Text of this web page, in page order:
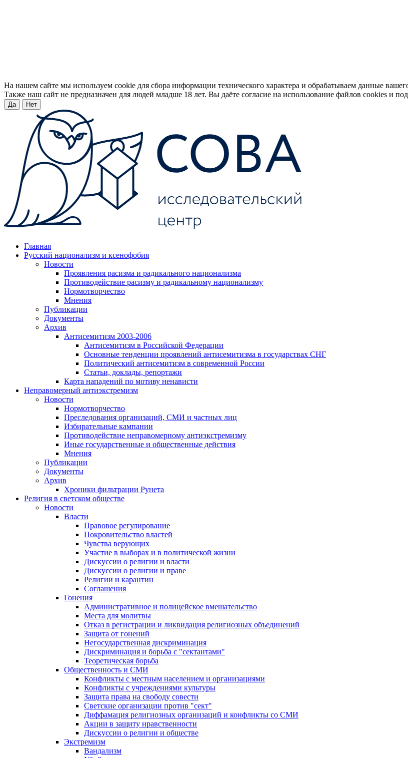
На нашем сайте мы используем cookie для сбора информации технического характера и обрабатываем данные
Также наш сайт не предназначен для людей младше 18 лет. Вы даёте согласие на использование файлов cookies и
Да Нет
Главная
Русский национализм и ксенофобия
Новости
Проявления расизма и радикального национализма
Противодействие расизму и радикальному национализму
Нормотворчество
Мнения
Публикации
Документы
Архив
Антисемитизм 2003-2006
Антисемитизм в Российской Федерации
Основные тенденции проявлений антисемитизма в государствах СНГ
Политический антисемитизм в современной России
Статьи, доклады, репортажи
Карта нападений по мотиву ненависти
Неправомерный антиэкстремизм
Новости
Нормотворчество
Преследования организаций, СМИ и частных лиц
Избирательные кампании
Противодействие неправомерному антиэкстремизму
Иные государственные и общественные действия
Мнения
Публикации
Документы
Архив
Хроники фильтрации Рунета
Религия в светском обществе
Новости
Власти
Правовое регулирование
Покровительство властей
Чувства верующих
Участие в выборах и в политической жизни
Дискуссии о религии и власти
Дискуссии о религии и праве
Религии и карантин
Соглашения
Гонения
Административное и полицейское вмешательство
Места для молитвы
Отказ в регистрации и ликвидация религиозных объединений
Защита от гонений
Негосударственная дискриминация
Дискриминация и борьба с "сектантами"
Теоретическая борьба
Общественность и СМИ
Конфликты с местным населением и организациями
Конфликты с учреждениями культуры
Защита права на свободу совести
Светские организации против "сект"
Диффамация религиозных организаций и конфликты со СМИ
Акции в защиту нравственности
Дискуссии о религии и обществе
Экстремизм
Вандализм